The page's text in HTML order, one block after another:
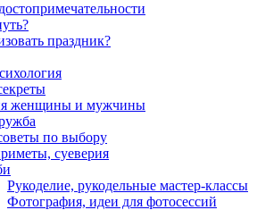
праздник?
женщины и мужчины
по выбору
суеверия
Рукоделие, рукодельные мастер-классы
Фотография, идеи для фотосессий